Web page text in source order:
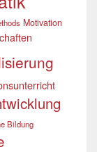
Motivation
Bildung